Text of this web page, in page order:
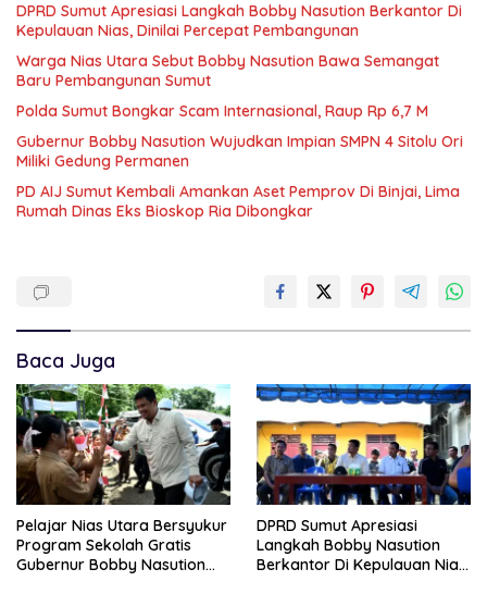
DPRD Sumut Apresiasi Langkah Bobby Nasution Berkantor Di
Kepulauan Nias, Dinilai Percepat Pembangunan
Warga Nias Utara Sebut Bobby Nasution Bawa Semangat
Baru Pembangunan Sumut
Polda Sumut Bongkar Scam Internasional, Raup Rp 6,7 M
Gubernur Bobby Nasution Wujudkan Impian SMPN 4 Sitolu Ori
Miliki Gedung Permanen
PD AIJ Sumut Kembali Amankan Aset Pemprov Di Binjai, Lima
Rumah Dinas Eks Bioskop Ria Dibongkar
Baca Juga
Pelajar Nias Utara Bersyukur
Program Sekolah Gratis
Gubernur Bobby Nasution
DPRD Sumut Apresiasi
Langkah Bobby Nasution
Berkantor Di Kepulauan Nias,